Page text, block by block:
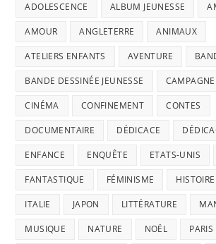
ADOLESCENCE ALBUM JEUNESSE
AMOUR ANGLETERRE ANIMAUX
ATELIERS ENFANTS AVENTURE
BANDE DESSINÉE JEUNESSE CAMPAGNE
CINÉMA CONFINEMENT CONTES
DOCUMENTAIRE DÉDICACE
ENFANCE ENQUÊTE ETATS-UNIS
FANTASTIQUE FÉMINISME HISTOIRE
ITALIE JAPON LITTÉRATURE
MUSIQUE NATURE NOËL PARIS